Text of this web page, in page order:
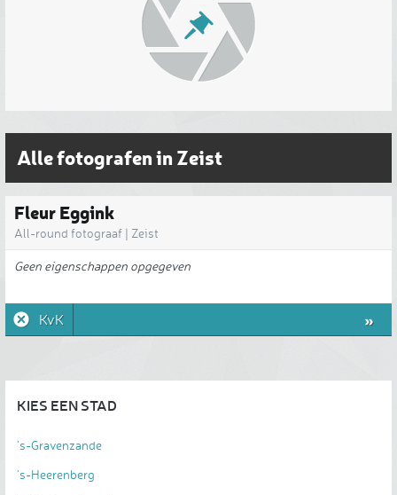
Alle fotografen in Zeist
Fleur Eggink
All-round fotograaf | Zeist
Geen eigenschappen opgegeven
KvK »
KIES EEN STAD
's-Gravenzande
's-Heerenberg